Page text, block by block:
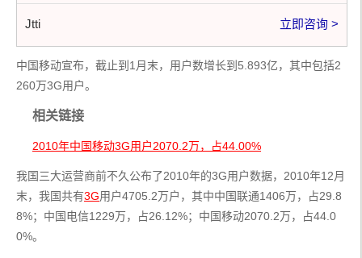
Jtti 立即咨询 >
中国移动宣布，截止到1月末，用户数增长到5.893亿，其中包括2
260万3G用户。
相关链接
2010年中国移动3G用户2070.2万，占44.00%
我国三大运营商前不久公布了2010年的3G用户数据，2010年12月
末，我国共有3G用户4705.2万户，其中中国联通1406万，占29.8
8%；中国电信1229万，占26.12%；中国移动2070.2万，占44.0
0%。